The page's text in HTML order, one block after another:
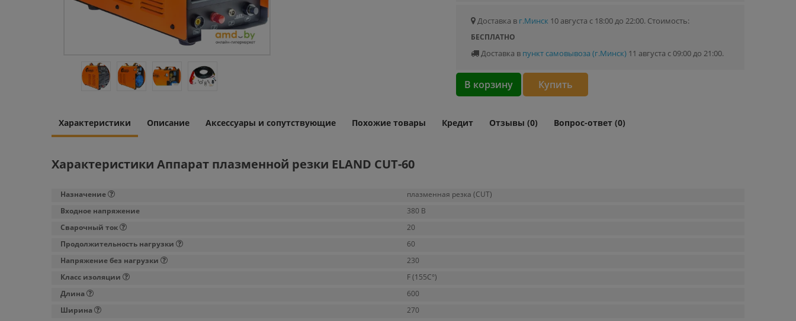
Доставка в г.Минск 10 августа с 18:00 до 22:00. Стоимость:
БЕСПЛАТНО
Доставка в пункт самовывоза (г.Минск)11 августа с 09:00 до 21:00.
В корзину Купить
Характеристики Описание Аксессуары и сопутствующие Похожие товары Кредит Отзывы (0) Вопрос-ответ (0)
Характеристики Аппарат плазменной резки ELAND CUT-60
Назначение
плазменная резка (CUT)
Входное напряжение
380 В
Сварочный ток
20
Продолжительность нагрузки
60
Напряжение без нагрузки
230
Класс изоляции
F (155C°)
Длина
600
Ширина
270